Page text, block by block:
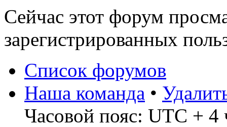
Сейчас этот форум
зарегистрированных
Список форумов
Наша команда •
Часовой пояс: UTC + 4